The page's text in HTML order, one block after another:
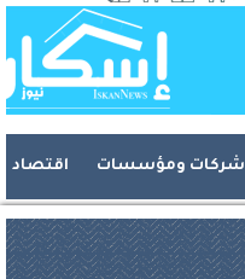
شركات ومؤسسات اقتصاد